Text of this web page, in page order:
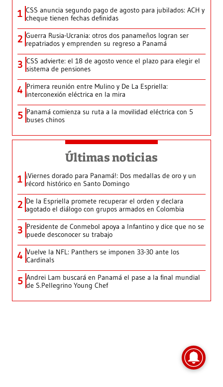
1 CSS anuncia segundo pago de agosto para jubilados: ACH y
cheque tienen fechas definidas
2 Guerra Rusia-Ucrania: otros dos panameños logran ser
repatriados y emprenden su regreso a Panamá
3 CSS advierte: el 18 de agosto vence el plazo para elegir el
sistema de pensiones
4 Primera reunión entre Mulino y De La Espriella:
interconexión eléctrica en la mira
5 Panamá comienza su ruta a la movilidad eléctrica con 5
buses chinos
Últimas noticias
1 ¡Viernes dorado para Panamá!: Dos medallas de oro y un
récord histórico en Santo Domingo
2 De la Espriella promete recuperar el orden y declara
agotado el diálogo con grupos armados en Colombia
3 Presidente de Conmebol apoya a Infantino y dice que no se
puede desconocer su trabajo
4 Vuelve la NFL: Panthers se imponen 33-30 ante los
Cardinals
5 Andrei Lam buscará en Panamá el pase a la final mundial
de S.Pellegrino Young Chef